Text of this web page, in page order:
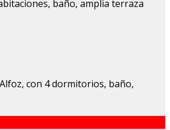
baño, amplia terraza